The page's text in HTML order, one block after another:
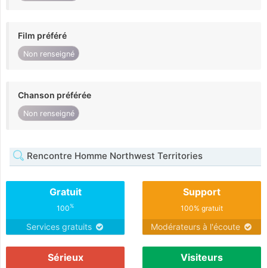
Film préféré
Non renseigné
Chanson préférée
Non renseigné
Rencontre Homme Northwest Territories
Gratuit
100%
Services gratuits
Support
100% gratuit
Modérateurs à l'écoute
Sérieux Visiteurs